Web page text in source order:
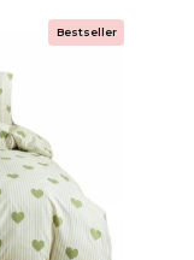
Bestseller